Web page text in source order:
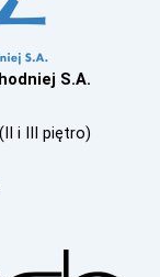
S.A.
i III piętro)